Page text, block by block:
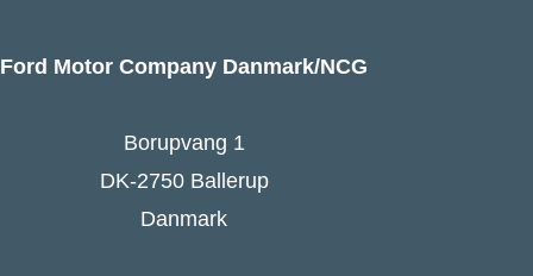
Ford Motor Company Danmark/NCG
Borupvang 1
DK-2750 Ballerup
Danmark